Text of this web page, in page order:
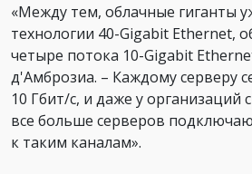
«Между тем, облачные гиганты
технологии 40-Gigabit Ethernet,
четыре потока 10-Gigabit
д'Амброзиа. – Каждому серверу
10 Гбит/с, и даже у организаций
все больше серверов
к таким каналам».